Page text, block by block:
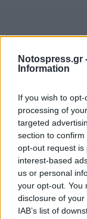
Notospress.gr
Information
If you wish to
processing of
targeted
section to
opt-out request is
interest-based
us or personal
your opt-out. You
disclosure of
IAB’s list of